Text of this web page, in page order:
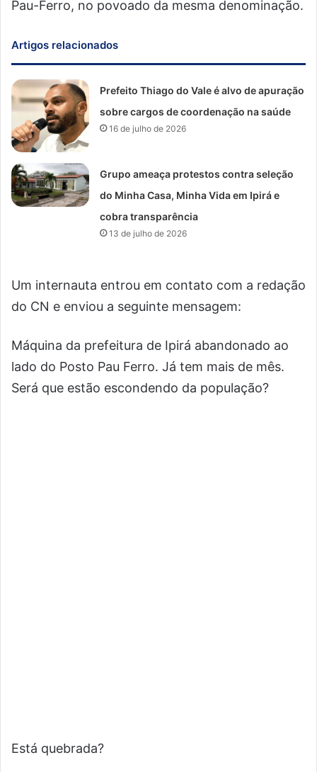
Pau-Ferro, no povoado da mesma denominação.
Artigos relacionados
Prefeito Thiago do Vale é alvo de apuração
sobre cargos de coordenação na saúde
16 de julho de 2026
Grupo ameaça protestos contra seleção
do Minha Casa, Minha Vida em Ipirá e
cobra transparência
13 de julho de 2026
Um internauta entrou em contato com a redação
do CN e enviou a seguinte mensagem:
Máquina da prefeitura de Ipirá abandonado ao
lado do Posto Pau Ferro. Já tem mais de mês.
Será que estão escondendo da população?
Está quebrada?